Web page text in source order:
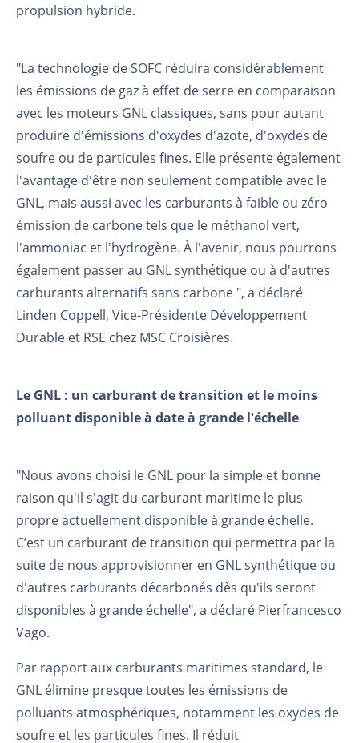
propulsion hybride.
"La technologie de SOFC réduira considérablement
les émissions de gaz à effet de serre en comparaison
avec les moteurs GNL classiques, sans pour autant
produire d'émissions d'oxydes d'azote, d'oxydes de
soufre ou de particules fines. Elle présente également
l'avantage d'être non seulement compatible avec le
GNL, mais aussi avec les carburants à faible ou zéro
émission de carbone tels que le méthanol vert,
l'ammoniac et l'hydrogène. À l'avenir, nous pourrons
également passer au GNL synthétique ou à d'autres
carburants alternatifs sans carbone ", a déclaré
Linden Coppell, Vice-Présidente Développement
Durable et RSE chez MSC Croisières.
Le GNL : un carburant de transition et le moins
polluant disponible à date à grande l'échelle
"Nous avons choisi le GNL pour la simple et bonne
raison qu'il s'agit du carburant maritime le plus
propre actuellement disponible à grande échelle.
C’est un carburant de transition qui permettra par la
suite de nous approvisionner en GNL synthétique ou
d'autres carburants décarbonés dès qu'ils seront
disponibles à grande échelle", a déclaré Pierfrancesco
Vago.
Par rapport aux carburants maritimes standard, le
GNL élimine presque toutes les émissions de
polluants atmosphériques, notamment les oxydes de
soufre et les particules fines. Il réduit